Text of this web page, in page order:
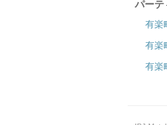
パーテ
有楽
有楽
有楽